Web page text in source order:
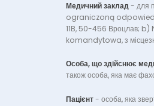
Медичний заклад- для
ograniczoną
11B, 50-456 Вроцлав; b)
komandytowa, з
Особа, що здійснює
також особа, яка має
Пацієнт- особа, яка